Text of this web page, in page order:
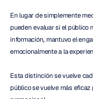
En lugar de simplemente
pueden evaluar si el público
información, mantuvo el
emocionalmente a la
Esta distinción se vuelve
público se vuelve más